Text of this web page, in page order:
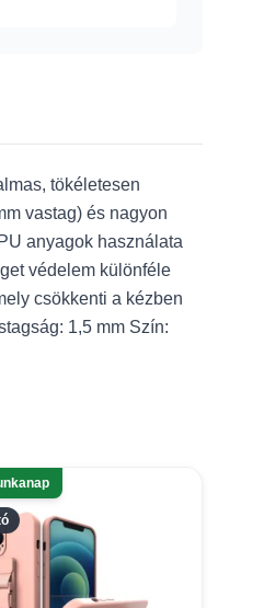
tökéletesen
vastag) és nagyon
anyagok használata
védelem különféle
csökkenti a kézben
1,5 mm Szín: